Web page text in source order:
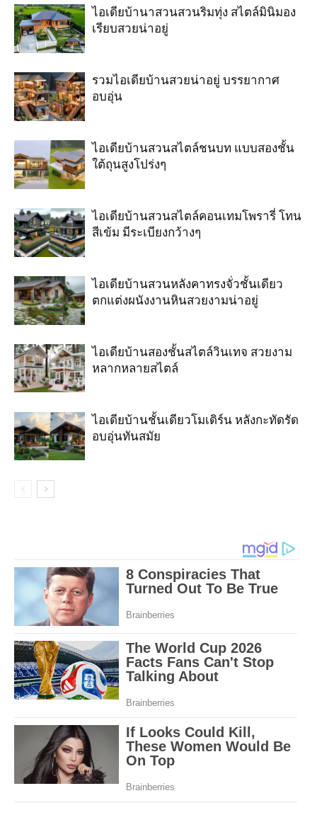
ไอเดียบ้านาสวนสวนริมทุ่ง สไตล์มินิมอง
เรียบสวยน่าอยู่
รวมไอเดียบ้านสวยน่าอยู่ บรรยากาศ
อบอุ่น
ไอเดียบ้านสวนสไตล์ชนบท แบบสองชั้น
ใต้ถุนสูงโปร่งๆ
ไอเดียบ้านสวนสไตล์คอนเทมโพรารี่ โทน
สีเข้ม มีระเบียงกว้างๆ
ไอเดียบ้านสวนหลังคาทรงจั่วชั้นเดียว
ตกแต่งผนังงานหินสวยงามน่าอยู่
ไอเดียบ้านสองชั้นสไตล์วินเทจ สวยงาม
หลากหลายสไตล์
ไอเดียบ้านชั้นเดียวโมเดิร์น หลังกะทัดรัด
อบอุ่นทันสมัย